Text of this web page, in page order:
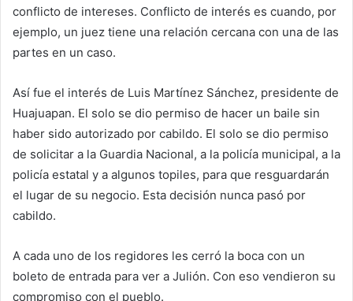
conflicto de intereses. Conflicto de interés es cuando, por
ejemplo, un juez tiene una relación cercana con una de las
partes en un caso.
Así fue el interés de Luis Martínez Sánchez, presidente de
Huajuapan. El solo se dio permiso de hacer un baile sin
haber sido autorizado por cabildo. El solo se dio permiso
de solicitar a la Guardia Nacional, a la policía municipal, a la
policía estatal y a algunos topiles, para que resguardarán
el lugar de su negocio. Esta decisión nunca pasó por
cabildo.
A cada uno de los regidores les cerró la boca con un
boleto de entrada para ver a Julión. Con eso vendieron su
compromiso con el pueblo.